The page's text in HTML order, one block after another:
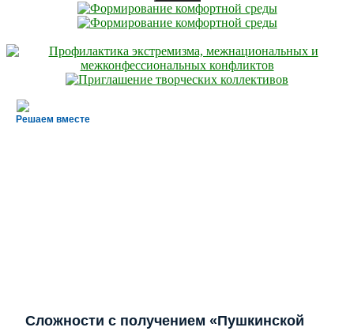
Решаем вместе
Сложности с получением «Пушкинской